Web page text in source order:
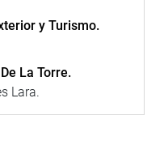
y Turismo.
La Torre.
Lara.